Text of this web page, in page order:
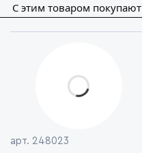
С этим товаром покупают
арт. 248023